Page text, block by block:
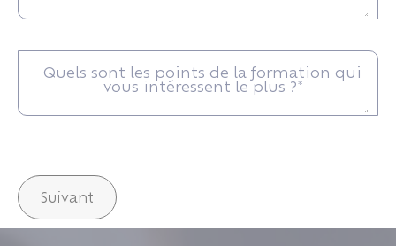
Quels sont les points de la formation qui
vous intéressent le plus ?*
Suivant